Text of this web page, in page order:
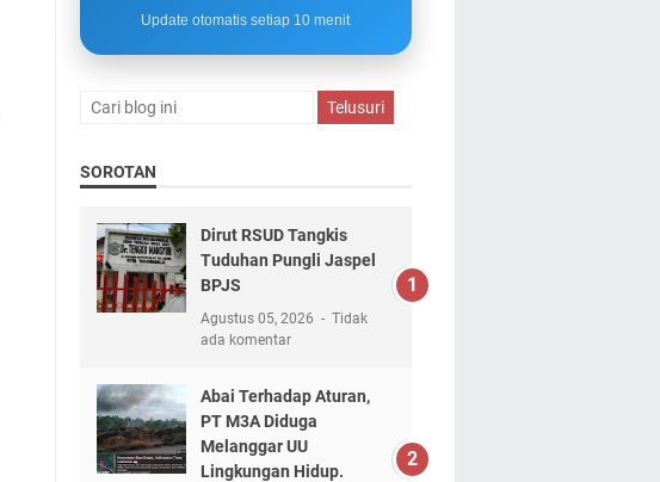
Update otomatis setiap 10 menit
SOROTAN
Dirut RSUD Tangkis
Tuduhan Pungli Jaspel
BPJS
Agustus 05, 2026
Tidak
ada komentar
Abai Terhadap Aturan,
PT M3A Diduga
Melanggar UU
Lingkungan Hidup.